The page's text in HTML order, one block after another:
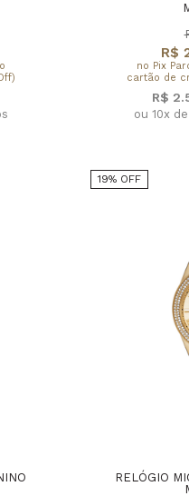
R$
no Pix
cartão de
R$
ou 10x
19% OFF
RELÓGIO